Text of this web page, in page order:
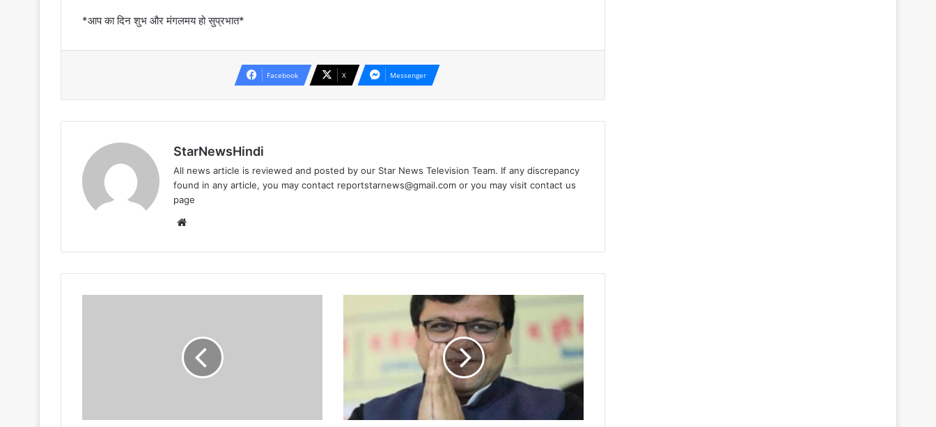
*आप का दिन शुभ और मंगलमय हो सुप्रभात*
Facebook X Messenger
StarNewsHindi
All news article is reviewed and posted by our Star News Television Team. If any discrepancy
found in any article, you may contact reportstarnews@gmail.com or you may visit contact us
page
-
निलंबित
दो